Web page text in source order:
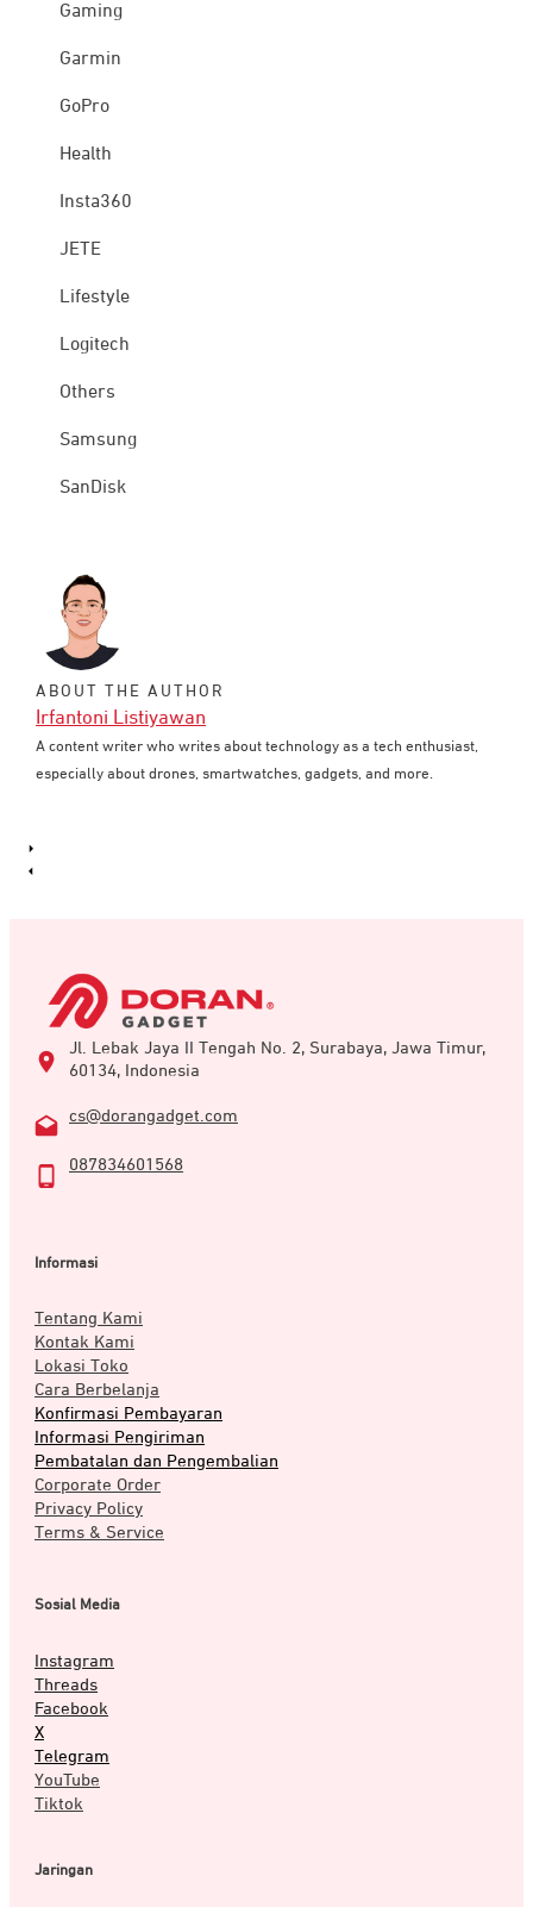
Gaming
Garmin
GoPro
Health
Insta360
JETE
Lifestyle
Logitech
Others
Samsung
SanDisk
ABOUT THE AUTHOR
Irfantoni Listiyawan
A content writer who writes about technology as a tech enthusiast,
especially about drones, smartwatches, gadgets, and more.
Jl. Lebak Jaya II Tengah No. 2, Surabaya, Jawa Timur,
60134, Indonesia
cs@dorangadget.com
087834601568
Informasi
Tentang Kami
Kontak Kami
Lokasi Toko
Cara Berbelanja
Konfirmasi Pembayaran
Informasi Pengiriman
Pembatalan dan Pengembalian
Corporate Order
Privacy Policy
Terms & Service
Sosial Media
Instagram
Threads
Facebook
X
Telegram
YouTube
Tiktok
Jaringan